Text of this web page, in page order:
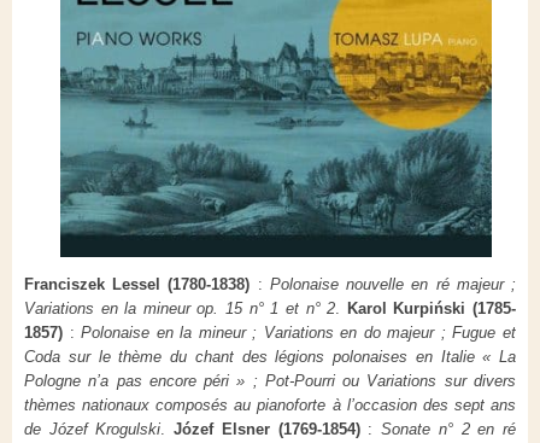
Franciszek Lessel (1780-1838) : Polonaise nouvelle en ré majeur ;
Variations en la mineur op. 15 n° 1 et n° 2
Karol Kurpiński (1785-
1857) :Polonaise en la mineur ; Variations en do majeur ; Fugue et
Coda sur le thème du chant des légions polonaises en Italie « La
Pologne n’a pas encore péri » ; Pot-Pourri ou Variations sur divers
thèmes nationaux composés au pianoforte à l’occasion des sept ans
de Józef Krogulski .Józef Elsner (1769-1854) :Sonate n° 2 en ré